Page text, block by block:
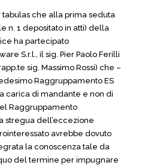
che alla prima seduta
n. 1 depositato in atti) della
ha partecipato
S.r.l., il sig. Pier Paolo Ferilli
sig. Massimo Rossi) che –
Raggruppamento ES
carica di mandante e non di
Raggruppamento
stregua dell’eccezione
avrebbe dovuto
la conoscenza tale da
del termine per impugnare